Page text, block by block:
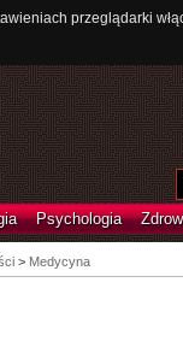
przeglądarki
Psychologia
> Medycyna